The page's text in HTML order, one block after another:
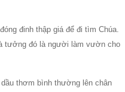
đinh thập giá để đi tìm Chúa.
tưởng đó là người làm vườn cho
thơm bình thường lên chân